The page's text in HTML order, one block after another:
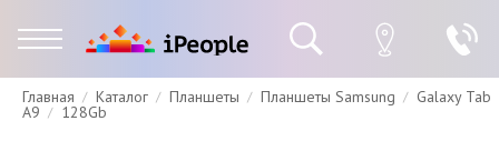
Гарантия Доставка и оплата Спецпредложения Скидки
Главная Каталог Планшеты Планшеты Samsung Galaxy Tab
A9 128Gb